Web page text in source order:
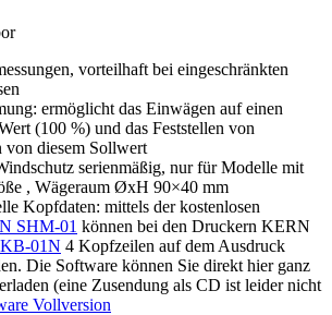
vorteilhaft bei eingeschränkten
ermöglicht das Einwägen auf einen
(100 %) und das Feststellen von
von diesem Sollwert
serienmäßig, nur für Modelle mit
, Wägeraum ØxH 90×40 mm
Kopfdaten: mittels der kostenlosen
SHM-01 können bei den Druckern KERN
01N 4 Kopfzeilen auf dem Ausdruck
Die Software können Sie direkt hier ganz
(eine Zusendung als CD ist leider nicht
Vollversion